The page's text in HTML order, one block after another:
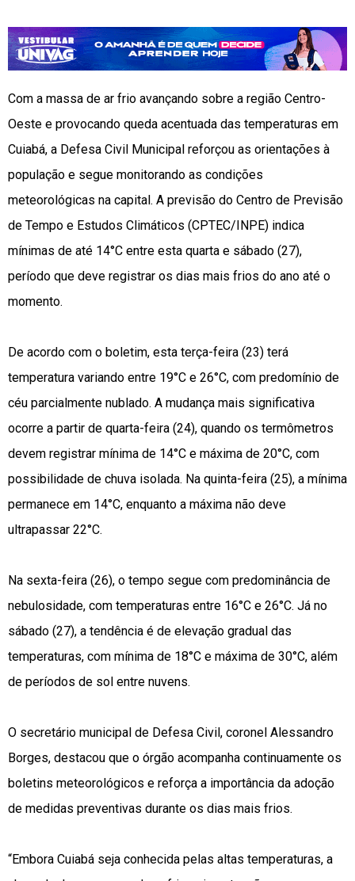
Com a massa de ar frio avançando sobre a região Centro-
Oeste e provocando queda acentuada das temperaturas em
Cuiabá, a Defesa Civil Municipal reforçou as orientações à
população e segue monitorando as condições
meteorológicas na capital. A previsão do Centro de Previsão
de Tempo e Estudos Climáticos (CPTEC/INPE) indica
mínimas de até 14°C entre esta quarta e sábado (27),
período que deve registrar os dias mais frios do ano até o
momento.
De acordo com o boletim, esta terça-feira (23) terá
temperatura variando entre 19°C e 26°C, com predomínio de
céu parcialmente nublado. A mudança mais significativa
ocorre a partir de quarta-feira (24), quando os termômetros
devem registrar mínima de 14°C e máxima de 20°C, com
possibilidade de chuva isolada. Na quinta-feira (25), a mínima
permanece em 14°C, enquanto a máxima não deve
ultrapassar 22°C.
Na sexta-feira (26), o tempo segue com predominância de
nebulosidade, com temperaturas entre 16°C e 26°C. Já no
sábado (27), a tendência é de elevação gradual das
temperaturas, com mínima de 18°C e máxima de 30°C, além
de períodos de sol entre nuvens.
O secretário municipal de Defesa Civil, coronel Alessandro
Borges, destacou que o órgão acompanha continuamente os
boletins meteorológicos e reforça a importância da adoção
de medidas preventivas durante os dias mais frios.
“Embora Cuiabá seja conhecida pelas altas temperaturas, a